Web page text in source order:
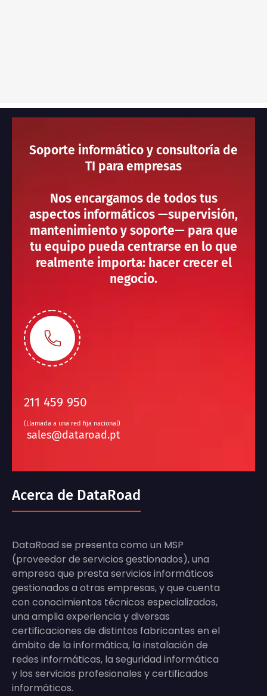
Soporte informático y consultoría de
TI para empresas
Nos encargamos de todos tus
aspectos informáticos —supervisión,
mantenimiento y soporte— para que
tu equipo pueda centrarse en lo que
realmente importa: hacer crecer el
negocio.
211 459 950
(Llamada a una red fija nacional)
sales@dataroad.pt
Acerca de DataRoad
DataRoad se presenta como un MSP
(proveedor de servicios gestionados), una
empresa que presta servicios informáticos
gestionados a otras empresas, y que cuenta
con conocimientos técnicos especializados,
una amplia experiencia y diversas
certificaciones de distintos fabricantes en el
ámbito de la informática, la instalación de
redes informáticas, la seguridad informática
y los servicios profesionales y certificados
informáticos.